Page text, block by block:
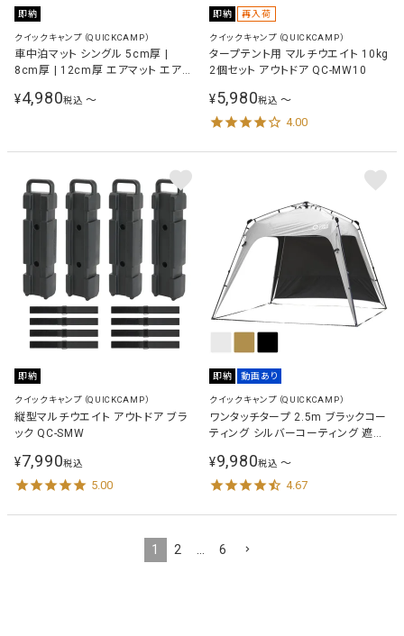
即納
クイックキャンプ（QUICKCAMP）
車中泊マット シングル 5cm厚 |
8cm厚 | 12cm厚 エアマット エアー
¥4,980税込 〜
即納 再入荷
クイックキャンプ（QUICKCAMP）
タープテント用 マルチウエイト 10kg
2個セット アウトドア QC-MW10
¥5,980税込 〜
4.00
即納
クイックキャンプ（QUICKCAMP）
縦型マルチウエイト アウトドア ブラ
ック QC-SMW
¥7,990税込
5.00
即納 動画あり
クイックキャンプ（QUICKCAMP）
ワンタッチタープ 2.5m ブラックコー
ティング シルバーコーティング 遮熱
海 川 QC-TPI250
¥9,980税込 〜
4.67
1 2 6